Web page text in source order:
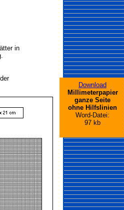
in
Download
Millimeterpapier
ganze Seite
ohne Hilfslinien
Word-Datei:
97 kb